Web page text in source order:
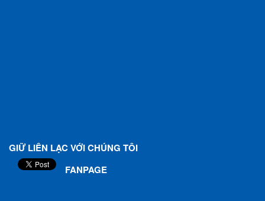
GIỮ LIÊN LẠC VỚI CHÚNG TÔI
FANPAGE